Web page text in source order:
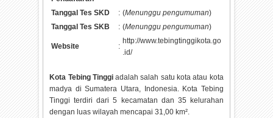
Tanggal Tes SKD : (Menunggu pengumuman)
Tanggal Tes SKB
: (Menunggu pengumuman)
Website :
http://www.tebingtinggikota.go
.id/
Kota Tebing Tinggiadalah salah satu kota atau kota
madya di Sumatera Utara, Indonesia. Kota Tebing
Tinggi terdiri dari 5 kecamatan dan 35 kelurahan
dengan luas wilayah mencapai 31,00 km².